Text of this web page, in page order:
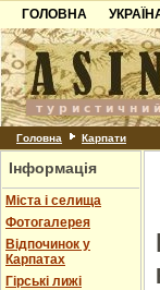
ГОЛОВНА
Карпати
Азов
Шацьк
Головна Карпати
Інформація
Міста і селища
Фотогалерея
Відпочинок у
Карпатах
Гірські лижі